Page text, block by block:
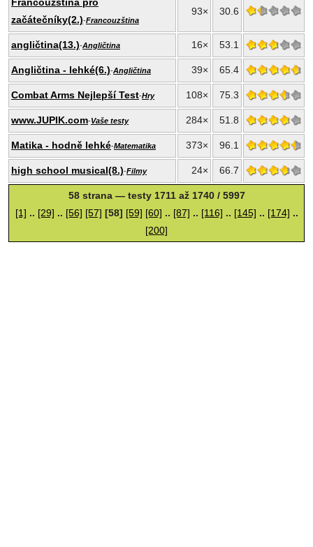
začátečníky(2.)-Francouzština
93× 30.6
angličtina(13.)-Angličtina 16× 53.1
Angličtina - lehké(6.)-Angličtina 39× 65.4
Combat Arms Nejlepší Test-Hry 108× 75.3
www.JUPIK.com-Vaše testy 284× 51.8
Matika - hodně lehké-Matematika 373× 96.1
high school musical(8.)-Filmy 24× 66.7
58 strana — testy 1711 až 1740 / 5997
[1] .. [29] .. [56] [57] [58] [59] [60] .. [87] .. [116] .. [145] .. [174] ..
[200]